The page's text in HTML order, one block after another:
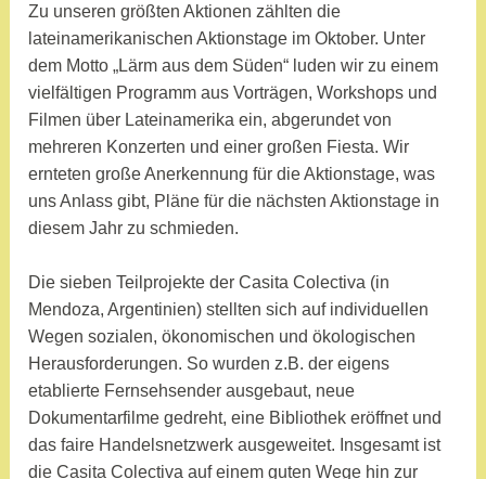
Zu unseren größten Aktionen zählten die
lateinamerikanischen Aktionstage im Oktober. Unter
dem Motto „Lärm aus dem Süden“ luden wir zu einem
vielfältigen Programm aus Vorträgen, Workshops und
Filmen über Lateinamerika ein, abgerundet von
mehreren Konzerten und einer großen Fiesta. Wir
ernteten große Anerkennung für die Aktionstage, was
uns Anlass gibt, Pläne für die nächsten Aktionstage in
diesem Jahr zu schmieden.
Die sieben Teilprojekte der Casita Colectiva (in
Mendoza, Argentinien) stellten sich auf individuellen
Wegen sozialen, ökonomischen und ökologischen
Herausforderungen. So wurden z.B. der eigens
etablierte Fernsehsender ausgebaut, neue
Dokumentarfilme gedreht, eine Bibliothek eröffnet und
das faire Handelsnetzwerk ausgeweitet. Insgesamt ist
die Casita Colectiva auf einem guten Wege hin zur